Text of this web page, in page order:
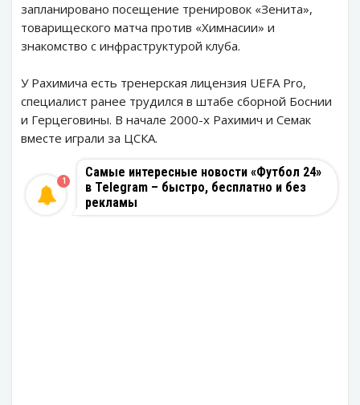
запланировано посещение тренировок «Зенита»,
товарищеского матча против «Химнасии» и
знакомство с инфраструктурой клуба.
У Рахимича есть тренерская лицензия UEFA Pro,
специалист ранее трудился в штабе сборной Боснии
и Герцеговины. В начале 2000-х Рахимич и Семак
вместе играли за ЦСКА.
Самые интересные новости «Футбол 24»
в Telegram – быстро, бесплатно и без
рекламы
1